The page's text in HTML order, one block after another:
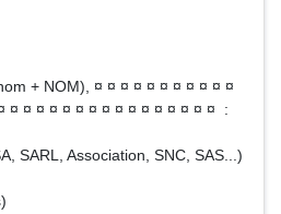
+ NOM), ¤ ¤ ¤ ¤ ¤ ¤ ¤ ¤ ¤ ¤ ¤
¤ ¤ ¤ ¤ ¤ ¤ ¤ ¤ ¤ ¤ ¤ ¤ ¤ ¤ ¤ ¤ :
SARL, Association, SNC, SAS...)